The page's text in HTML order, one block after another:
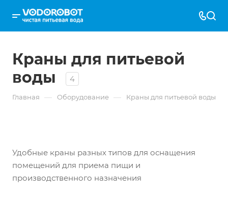
Краны для питьевой
воды
4
Главная — Оборудование — Краны для питьевой воды
Удобные краны разных типов для оснащения
помещений для приема пищи и
производственного назначения